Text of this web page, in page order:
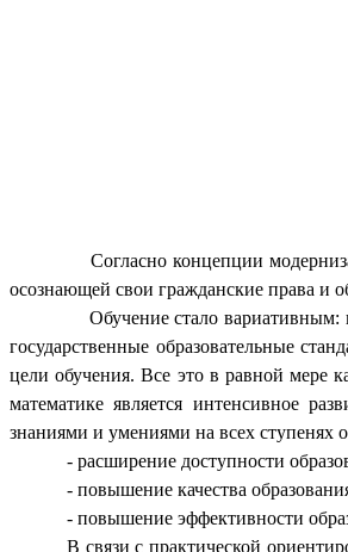
Согласно концепции
осознающей свои гражданские права и
Обучение стало вариативным:
государственные образовательные
цели обучения. Все это в равной мере
математике является интенсивное
знаниями и умениями на всех ступенях
- расширение доступности
- повышение качества
- повышение эффективности
В связи с практической